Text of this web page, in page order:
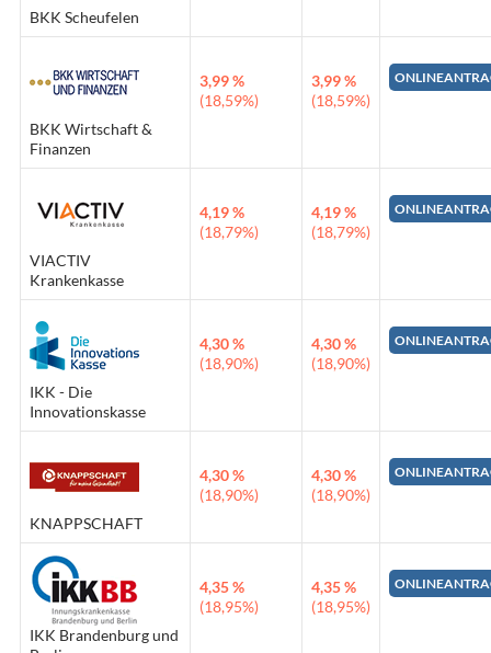
BKK Scheufelen
BKK Wirtschaft &
Finanzen
3,99 %
(18,59%)
3,99 %
(18,59%)
VIACTIV
Krankenkasse
4,19 %
(18,79%)
4,19 %
(18,79%)
IKK - Die
Innovationskasse
4,30 %
(18,90%)
4,30 %
(18,90%)
KNAPPSCHAFT
4,30 %
(18,90%)
4,30 %
(18,90%)
IKK Brandenburg und
4,35 %
(18,95%)
4,35 %
(18,95%)